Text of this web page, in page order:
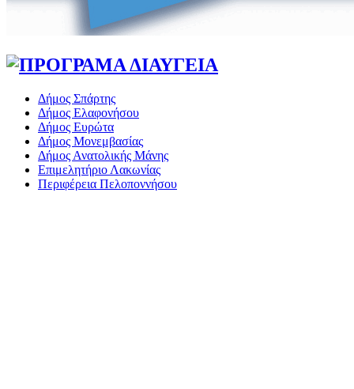
Δήμος Σπάρτης
Δήμος Ελαφονήσου
Δήμος Ευρώτα
Δήμος Μονεμβασίας
Δήμος Ανατολικής Μάνης
Επιμελητήριο Λακωνίας
Περιφέρεια Πελοποννήσου